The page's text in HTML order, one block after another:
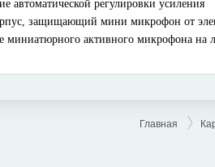
автоматической регулировки усиления
защищающий мини микрофон от
миниатюрного активного микрофона
Главная